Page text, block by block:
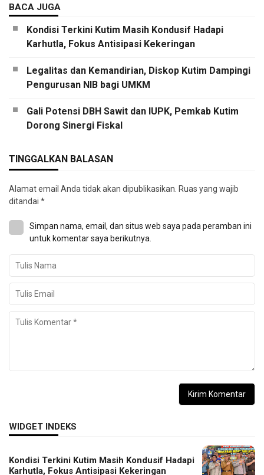
BACA JUGA
Kondisi Terkini Kutim Masih Kondusif Hadapi
Karhutla, Fokus Antisipasi Kekeringan
Legalitas dan Kemandirian, Diskop Kutim Dampingi
Pengurusan NIB bagi UMKM
Gali Potensi DBH Sawit dan IUPK, Pemkab Kutim
Dorong Sinergi Fiskal
TINGGALKAN BALASAN
Alamat email Anda tidak akan dipublikasikan. Ruas yang wajib
ditandai *
Simpan nama, email, dan situs web saya pada peramban ini
untuk komentar saya berikutnya.
WIDGET INDEKS
Kondisi Terkini Kutim Masih Kondusif Hadapi
Karhutla, Fokus Antisipasi Kekeringan